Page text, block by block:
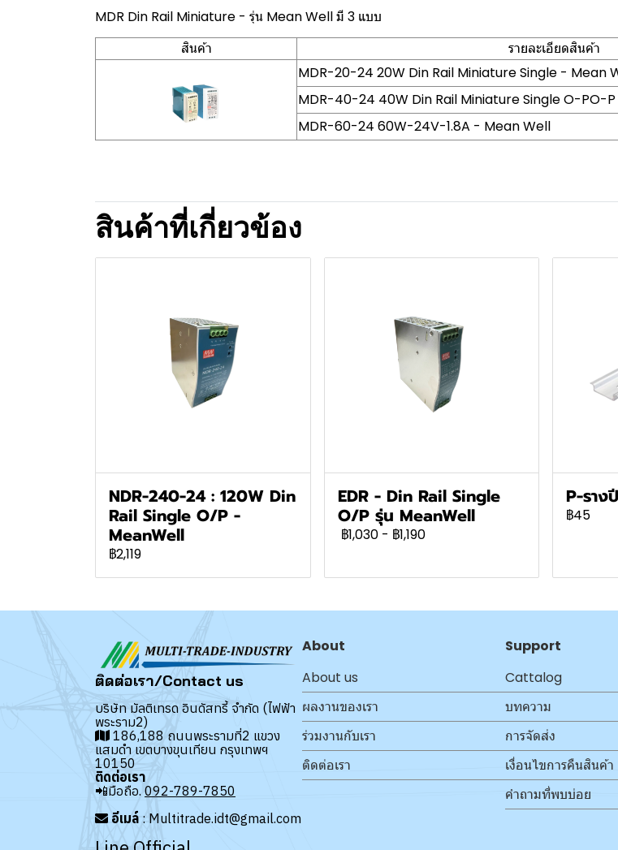
MDR Din Rail Miniature - รุ่น Mean Well มี 3 แบบ
สินค้า
รายละเอียดสินค้า
MDR-20-24 20W Din Rail Miniature Single - Mean
MDR-40-24 40W Din Rail Miniature Single O-PO-
MDR-60-24 60W-24V-1.8A - Mean Well
สินค้าที่เกี่ยวข้อง
NDR-240-24 : 120W Din
Rail Single O/P -
MeanWell
฿2,119
EDR - Din Rail Single
O/P รุ่น MeanWell
฿1,030 - ฿1,190
P-ราง
฿45
ติดต่อเรา/Contact us
บริษัท มัลติเทรด อินดัสทรี้ จำกัด (ไฟฟ้า
พระราม2)
186,188 ถนนพระรามที่2 แขวง
แสมดำ เขตบางขุนเทียน กรุงเทพฯ
10150
ติดต่อเรา
📲มือถือ. 092-789-7850
อีเมล์ : Multitrade.idt@gmail.com
About
About us
ผลงานของเรา
ร่วมงานกับเรา
ติดต่อเรา
Support
Cattalog
บทความ
การจัดส่ง
เงื่อนไขการคืนสินค้า
คำถามที่พบบ่อย